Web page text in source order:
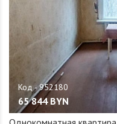
65 844 BYN